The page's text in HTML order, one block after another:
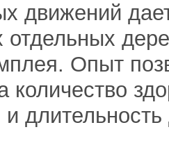
движений
отдельных
Опыт
и